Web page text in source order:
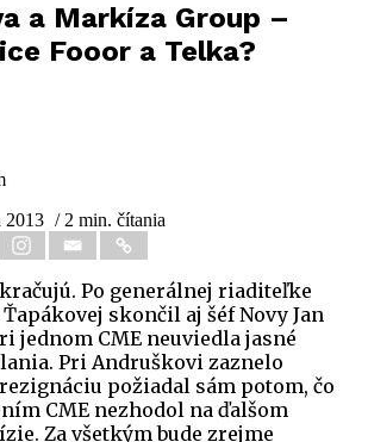
a Markíza Group –
Fooor a Telka?
2013 / 2 min. čítania
Po generálnej riaditeľke
skončil aj šéf Novy Jan
jednom CME neuviedla jasné
Pri Andruškovi zaznelo
požiadal sám potom, čo
CME nezhodol na ďalšom
Za všetkým bude zrejme